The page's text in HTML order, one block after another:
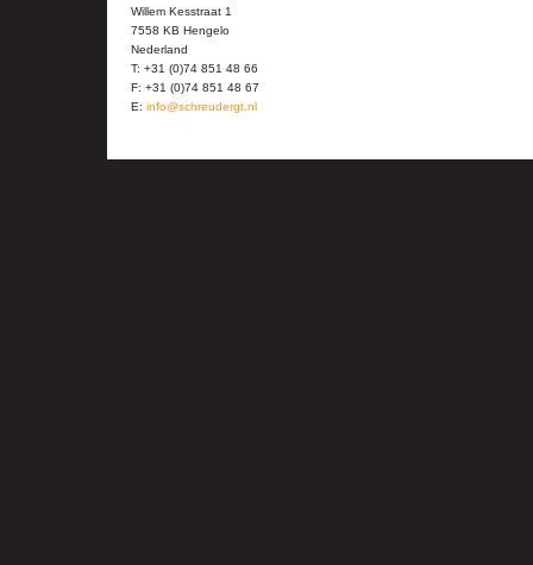
Willem Kesstraat 1
7558 KB Hengelo
Nederland
T: +31 (0)74 851 48 66
F: +31 (0)74 851 48 67
E: info@schreudergt.nl